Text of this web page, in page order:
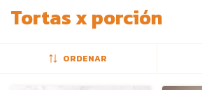
Tortas x porción
ORDENAR